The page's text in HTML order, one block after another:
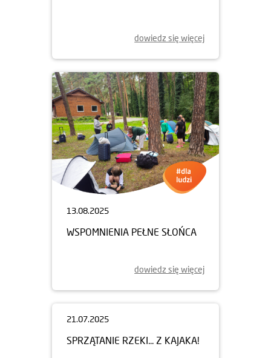
dowiedz się więcej
13.08.2025
WSPOMNIENIA PEŁNE SŁOŃCA
dowiedz się więcej